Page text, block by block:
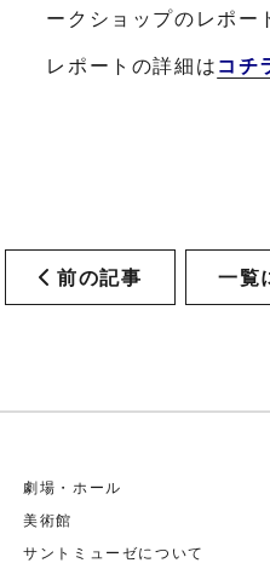
ークショップのレポー
レポートの詳細はコチ
前の記事 一覧
劇場・ホール
美術館
サントミューゼについて